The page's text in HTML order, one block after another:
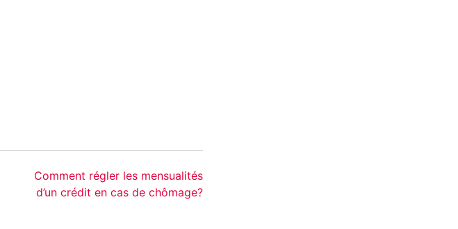
Comment régler les mensualités
d’un crédit en cas de chômage?